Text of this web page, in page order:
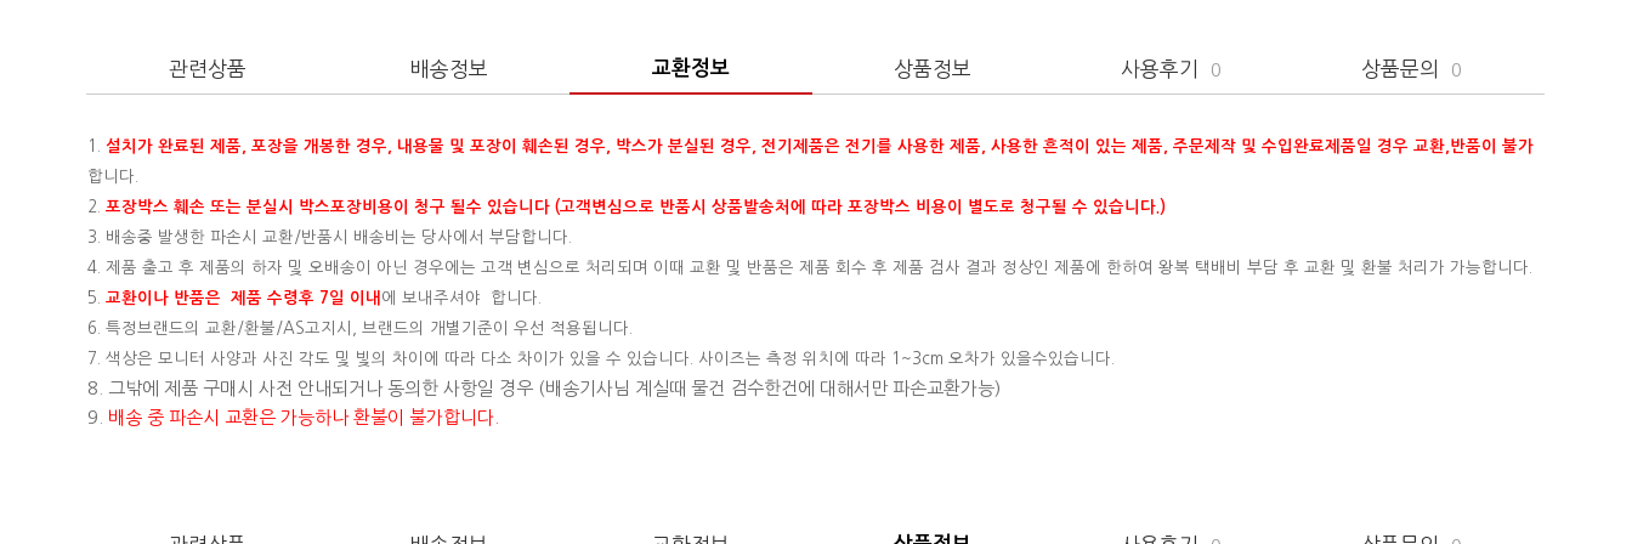
관련상품 배송정보 교환정보 상품정보 사용후기 0 상품문의 0
1. 설치가 완료된 제품, 포장을 개봉한 경우, 내용물 및 포장이 훼손된 경우, 박스가 분실된 경우, 전기제품은 전기를 사용한 제품, 사용한 흔적이 있는 제품, 주문제작 및 수입완료제품일 경우 교환,반품이 불가
합니다.
2. 포장박스 훼손 또는 분실시 박스포장비용이 청구 될수 있습니다 (고객변심으로 반품시 상품발송처에 따라 포장박스 비용이 별도로 청구될 수 있습니다.)
3. 배송중 발생한 파손시 교환/반품시 배송비는 당사에서 부담합니다.
4. 제품 출고 후 제품의 하자 및 오배송이 아닌 경우에는 고객 변심으로 처리되며 이때 교환 및 반품은 제품 회수 후 제품 검사 결과 정상인 제품에 한하여 왕복 택배비 부담 후 교환 및 환불 처리가 가능합니다.
5. 교환이나 반품은 제품 수령후 7일 이내 에 보내주셔야 합니다.
6. 특정브랜드의 교환/환불/AS고지시, 브랜드의 개별기준이 우선 적용됩니다.
7. 색상은 모니터 사양과 사진 각도 및 빛의 차이에 따라 다소 차이가 있을 수 있습니다. 사이즈는 측정 위치에 따라 1~3cm 오차가 있을수있습니다.
8. 그밖에 제품 구매시 사전 안내되거나 동의한 사항일 경우 (배송기사님 계실때 물건 검수한건에 대해서만 파손교환가능)
9. 배송 중 파손시 교환은 가능하나 환불이 불가합니다.